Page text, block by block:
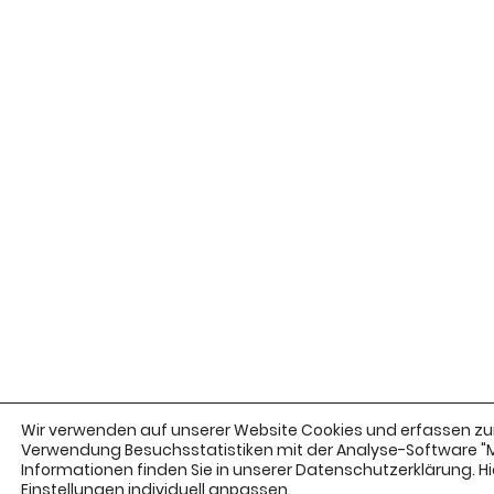
Wir verwenden auf unserer Website Cookies und erfassen
Verwendung Besuchsstatistiken mit der Analyse-Software
Informationen finden Sie in unserer Datenschutzerklärung.
Einstellungen individuell anpassen.